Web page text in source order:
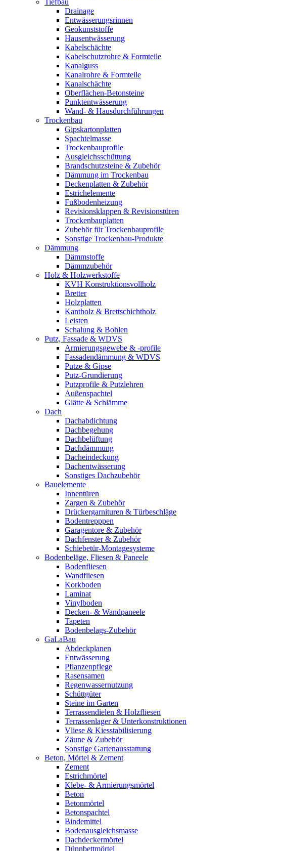
Tiefbau
Drainage
Entwässerungsrinnen
Geokunststoffe
Hausentwässerung
Kabelschächte
Kabelschutzrohre & Formteile
Kanalguss
Kanalrohre & Formteile
Kanalschächte
Oberflächen-Betonsteine
Punktentwässerung
Wand- & Hausdurchführungen
Trockenbau
Gipskartonplatten
Spachtelmasse
Trockenbauprofile
Ausgleichsschüttung
Brandschutzsteine & Zubehör
Dämmung im Trockenbau
Deckenplatten & Zubehör
Estrichelemente
Fußbodenheizung
Revisionsklappen & Revisionstüren
Trockenbauplatten
Zubehör für Trockenbauprofile
Sonstige Trockenbau-Produkte
Dämmung
Dämmstoffe
Dämmzubehör
Holz & Holzwerkstoffe
KVH Konstruktionsvollholz
Bretter
Holzplatten
Kantholz & Brettschichtholz
Leisten
Schalung & Bohlen
Putz, Fassade & WDVS
Armierungsgewebe & -profile
Fassadendämmung & WDVS
Putze & Gipse
Putz-Grundierung
Putzprofile & Putzlehren
Außenspachtel
Glätte & Schlämme
Dach
Dachabdichtung
Dachbegehung
Dachbelüftung
Dachdämmung
Dacheindeckung
Dachentwässerung
Sonstiges Dachzubehör
Bauelemente
Innentüren
Zargen & Zubehör
Drückergarnituren & Türbeschläge
Bodentrepppen
Garagentore & Zubehör
Dachfenster & Zubehör
Schiebetür-Montagesysteme
Bodenbeläge, Fliesen & Paneele
Bodenfliesen
Wandfliesen
Korkboden
Laminat
Vinylboden
Decken- & Wandpaneele
Tapeten
Bodenbelags-Zubehör
GaLaBau
Abdeckplanen
Entwässerung
Pflanzenpflege
Rasensamen
Regenwassernutzung
Schüttgüter
Steine im Garten
Terrassendielen & Holzfliesen
Terrassenlager & Unterkonstruktionen
Vliese & Kiesstabilisierung
Zäune & Zubehör
Sonstige Gartenausstattung
Beton, Mörtel & Zement
Zement
Estrichmörtel
Klebe- & Armierungsmörtel
Beton
Betonmörtel
Betonspachtel
Bindemittel
Bodenausgleichsmasse
Dachdeckermörtel
Dünnbettmörtel